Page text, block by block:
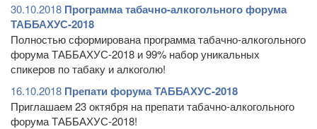
30.10.2018 Программа табачно-алкогольного форума
ТАББАХУС-2018
Полностью сформирована программа табачно-алкогольного
форума ТАББАХУС-2018 и 99% набор уникальных
спикеров по табаку и алкоголю!
16.10.2018 Препати форума ТАББАХУС-2018
Приглашаем 23 октября на препати табачно-алкогольного
форума ТАББАХУС-2018!